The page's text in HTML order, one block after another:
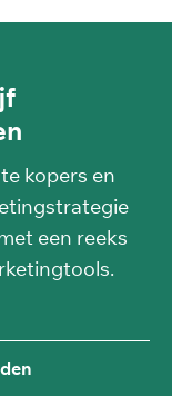
kopers en
een reeks